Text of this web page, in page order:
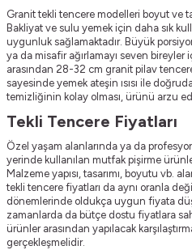
Granit tekli tencere modelleri boyut ve
Bakliyat ve sulu yemek için daha sık
uygunluk sağlamaktadır. Büyük
ya da misafir ağırlamayı seven
arasından 28-32 cm granit pilav
sayesinde yemek ateşin ısısı ile
temizliğinin kolay olması, ürünü arzu
Tekli Tencere Fiyatları
Özel yaşam alanlarında ya da
yerinde kullanılan mutfak pişirme
Malzeme yapısı, tasarımı, boyutu vb.
tekli tencere fiyatları da aynı oranla
dönemlerinde oldukça uygun fiyata
zamanlarda da bütçe dostu fiyatlara
ürünler arasından yapılacak
gerçekleşmelidir.